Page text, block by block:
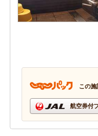
この
航空券付